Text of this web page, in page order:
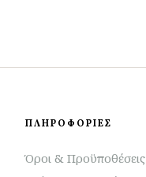
ΠΛΗΡΟΦΟΡΙΕΣ
Όροι & Προϋποθέσεις